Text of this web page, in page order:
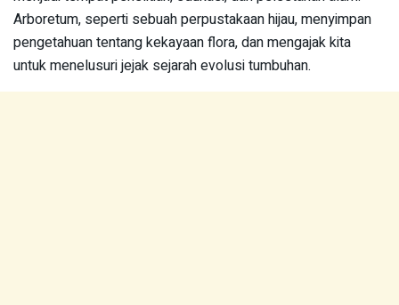
Arboretum, seperti sebuah perpustakaan hijau, menyimpan
pengetahuan tentang kekayaan flora, dan mengajak kita
untuk menelusuri jejak sejarah evolusi tumbuhan.